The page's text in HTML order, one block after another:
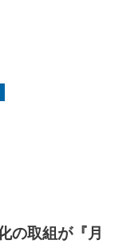
の取組が『月